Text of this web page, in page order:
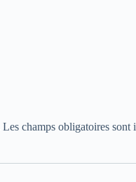
Les champs obligatoires sont